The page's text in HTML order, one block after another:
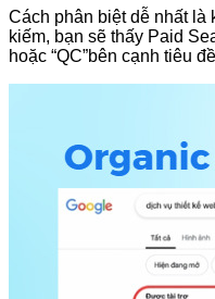
Cách phân biệt dễ nhất là
kiếm, bạn sẽ thấy Paid
hoặc “QC”bên cạnh tiêu